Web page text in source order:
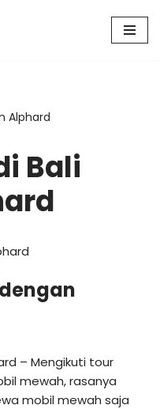
Alphard
Bali
– Mengikuti tour
mewah, rasanya
mobil mewah saja